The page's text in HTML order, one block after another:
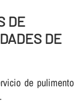
DE
DE
de pulimento